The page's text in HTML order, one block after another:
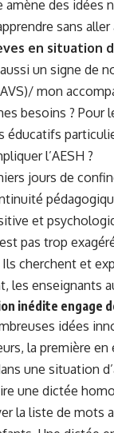
amène des idées
sans
en situation
un signe de
mon
besoins ? Pour
éducatifs
l’AESH ?
jours de
et
pas trop
cherchent et
les enseignants
inédite engage
idées
la première
une situation
une dictée
la liste de mots